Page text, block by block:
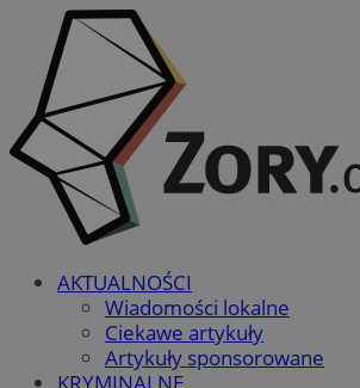
AKTUALNOŚCI
Wiadomości lokalne
Ciekawe artykuły
Artykuły sponsorowane